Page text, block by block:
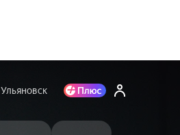
Ульяновск